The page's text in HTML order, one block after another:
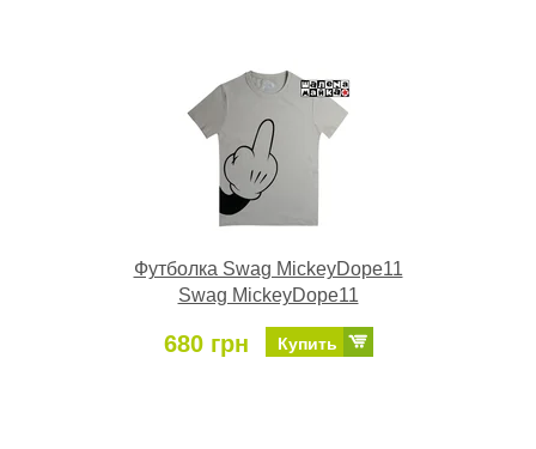
Футболка Swag MickeyDope11
Swag MickeyDope11
680 грн Купить